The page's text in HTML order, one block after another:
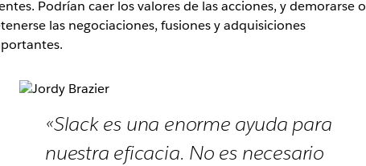
Podrían caer los valores de las acciones, y demorarse o
las negociaciones, fusiones y adquisiciones
«Slack es una enorme ayuda para
nuestra eficacia. No es necesario